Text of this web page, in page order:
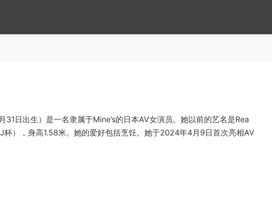
日出生）是一名隶属于Mine’s的日本AV女演员。她以前的艺名是Rea
），身高1.58米。她的爱好包括烹饪。她于2024年4月9日首次亮相AV